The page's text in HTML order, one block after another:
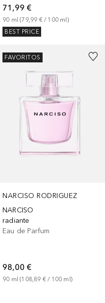
71,99 €
90 ml (79,99 € / 100 ml )
BEST PRICE
NARCISO RODRIGUEZ
NARCISO
radiante
Eau de Parfum
98,00 €
90 ml (108,89 € / 100 ml )
FAVORITOS